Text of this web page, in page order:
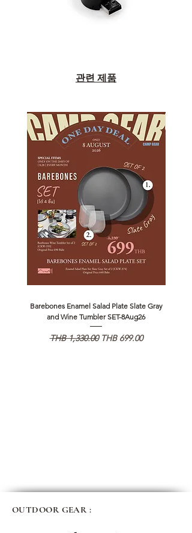
관련 제품
Barebones Enamel Salad Plate Slate Gray
and Wine Tumbler SET-8Aug26
일반가
THB 1,330.00 할인가
THB 699.00
OUTDOOR GEAR :